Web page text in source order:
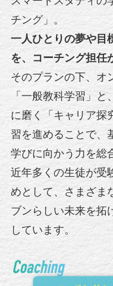
チング」。
一人ひとりの夢や目
を、コーチング担任
そのプランの下、オ
「一般教科学習」
に磨く「キャリア探
習を進めることで、
学びに向かう力を総
近年多くの生徒が受
めとして、さまざま
ブンらしい未来を拓
しています。